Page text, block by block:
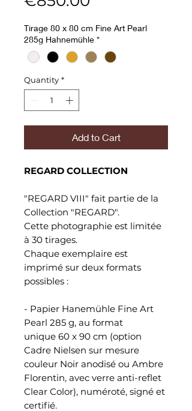
Tirage 80 x 80 cm Fine Art Pearl
285g Hahnemühle *
Quantity *
Add to Cart
REGARD COLLECTION
"REGARD VIII" fait partie de la
Collection "REGARD".
Cette photographie est limitée
à 30 tirages.
Chaque exemplaire est
imprimé sur deux formats
possibles :
- Papier Hanemühle Fine Art
Pearl 285 g, au format
unique 60 x 90 cm (option
Cadre Nielsen sur mesure
couleur Noir anodisé ou Ambre
Florentin, avec verre anti-reflet
Clear Color), numéroté, signé et
certifié.